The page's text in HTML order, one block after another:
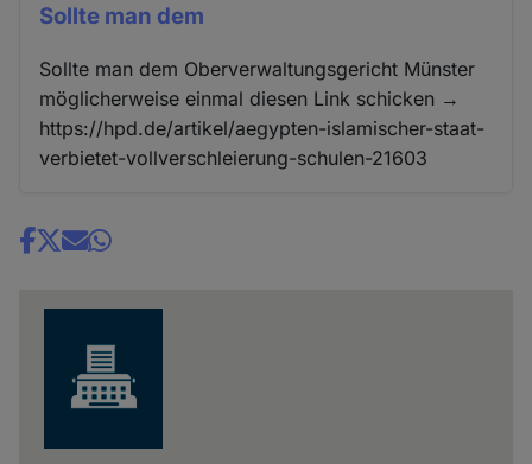
Sollte man dem
Sollte man dem Oberverwaltungsgericht Münster
möglicherweise einmal diesen Link schicken →
https://hpd.de/artikel/aegypten-islamischer-staat-
verbietet-vollverschleierung-schulen-21603
Share